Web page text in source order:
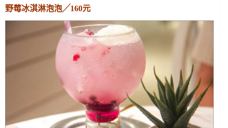
野莓冰淇淋泡泡╱160元